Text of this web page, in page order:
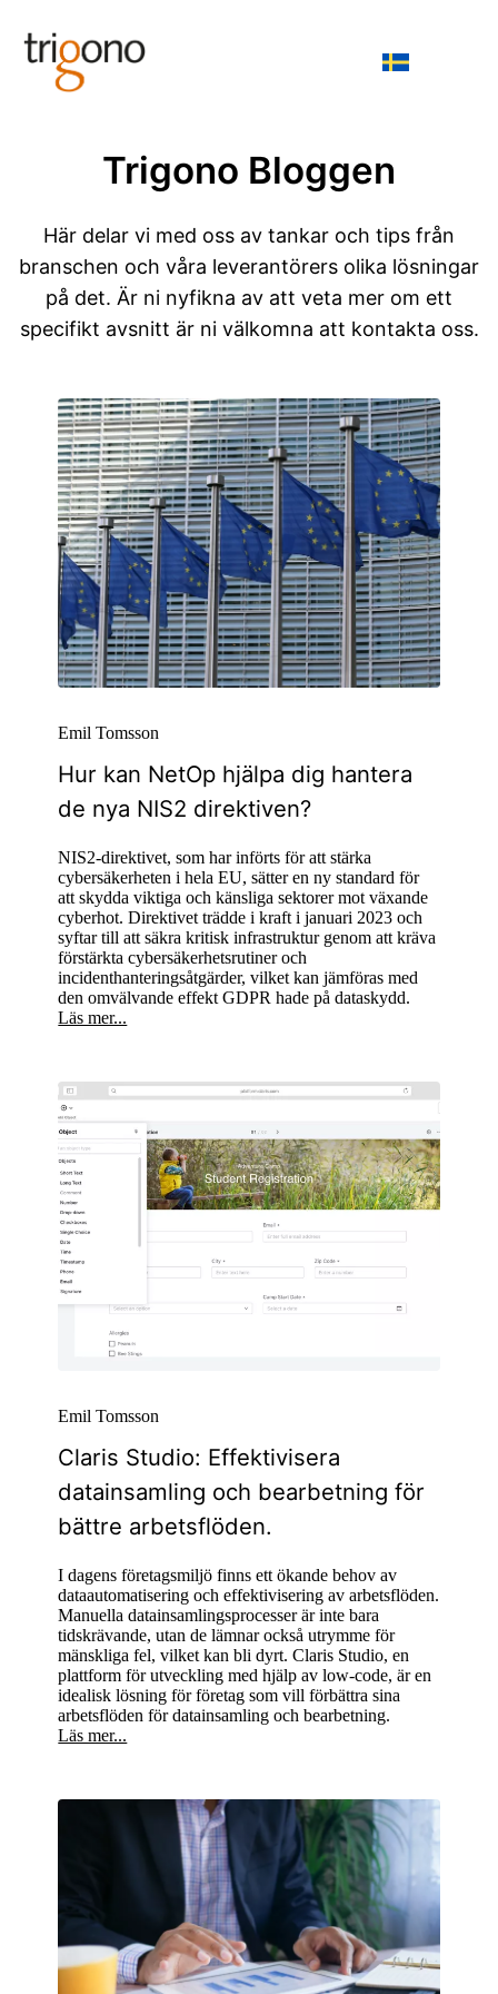
Trigono Bloggen
Här delar vi med oss av tankar och tips från
branschen och våra leverantörers olika lösningar
på det. Är ni nyfikna av att veta mer om ett
specifikt avsnitt är ni välkomna att kontakta oss.
Emil Tomsson
Hur kan NetOp hjälpa dig hantera
de nya NIS2 direktiven?
NIS2-direktivet, som har införts för att stärka
cybersäkerheten i hela EU, sätter en ny standard för
att skydda viktiga och känsliga sektorer mot växande
cyberhot. Direktivet trädde i kraft i januari 2023 och
syftar till att säkra kritisk infrastruktur genom att kräva
förstärkta cybersäkerhetsrutiner och
incidenthanteringsåtgärder, vilket kan jämföras med
den omvälvande effekt GDPR hade på dataskydd.
Läs mer...
Emil Tomsson
Claris Studio: Effektivisera
datainsamling och bearbetning för
bättre arbetsflöden.
I dagens företagsmiljö finns ett ökande behov av
dataautomatisering och effektivisering av arbetsflöden.
Manuella datainsamlingsprocesser är inte bara
tidskrävande, utan de lämnar också utrymme för
mänskliga fel, vilket kan bli dyrt. Claris Studio, en
plattform för utveckling med hjälp av low-code, är en
idealisk lösning för företag som vill förbättra sina
arbetsflöden för datainsamling och bearbetning.
Läs mer...